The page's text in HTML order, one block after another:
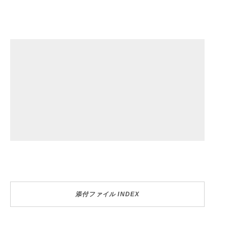
添付ファイル INDEX